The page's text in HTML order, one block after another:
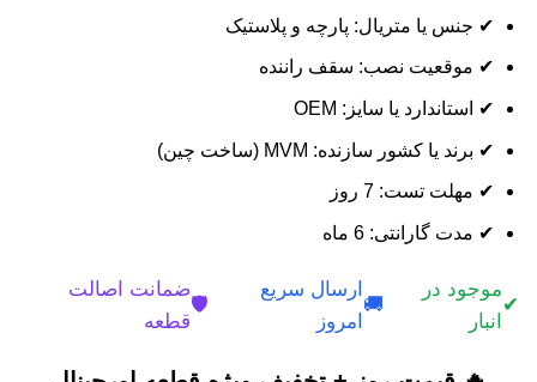
✔ جنس یا متریال: پارچه و پلاستیک
✔ موقعیت نصب: سقف راننده
✔ استاندارد یا سایز: OEM
✔ برند یا کشور سازنده: MVM (ساخت چین)
✔ مهلت تست: 7 روز
✔ مدت گارانتی: 6 ماه
✔
موجود در
انبار
🚚
ارسال سریع
امروز
🛡️
ضمانت اصالت
قطعه